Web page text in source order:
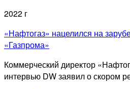
2022 г
«Нафтогаз» нацелился на
«Газпрома»
Коммерческий директор
интервью DW заявил о скором